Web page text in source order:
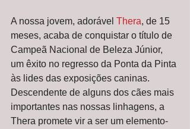
A nossa jovem, adorável Thera, de 15
meses, acaba de conquistar o título de
Campeã Nacional de Beleza Júnior,
um êxito no regresso da Ponta da Pinta
às lides das exposições caninas.
Descendente de alguns dos cães mais
importantes nas nossas linhagens, a
Thera promete vir a ser um elemento-